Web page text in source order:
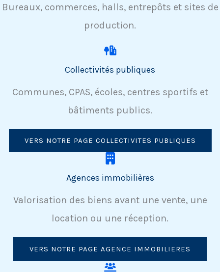
Bureaux, commerces, halls, entrepôts et sites de
production.
Collectivités publiques
Communes, CPAS, écoles, centres sportifs et
bâtiments publics.
VERS NOTRE PAGE COLLECTIVITES PUBLIQUES
Agences immobilières
Valorisation des biens avant une vente, une
location ou une réception.
VERS NOTRE PAGE AGENCE IMMOBILIERES